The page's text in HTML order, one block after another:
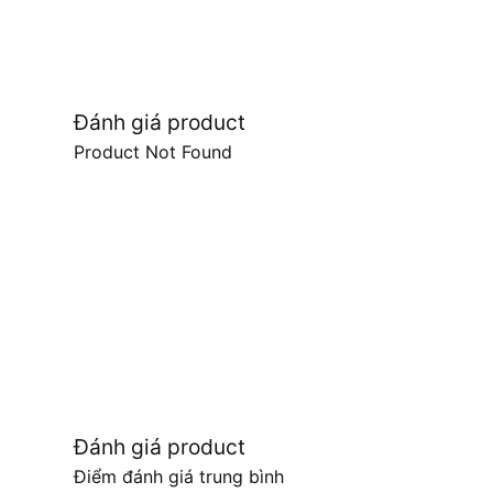
Đánh giá product
Product Not Found
Đánh giá product
Điểm đánh giá trung bình